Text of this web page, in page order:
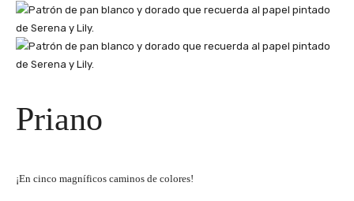
Priano
¡En cinco magníficos caminos de colores!